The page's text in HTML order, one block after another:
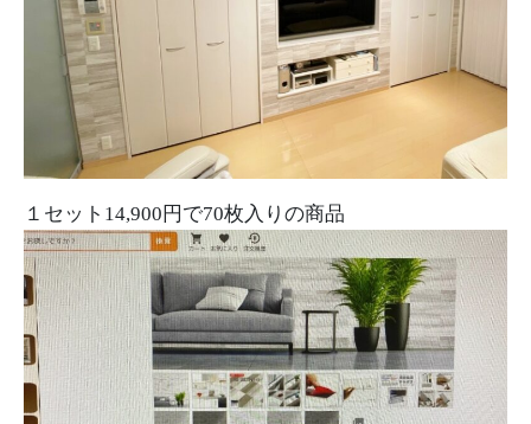
１セット14,900円で70枚入りの商品